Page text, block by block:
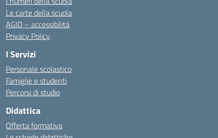
Le carte della scuola
AGID – accessibilità
Privacy Policy
I Servizi
Personale scolastico
Famiglie e studenti
Percorsi di studio
Didattica
Offerta formativa